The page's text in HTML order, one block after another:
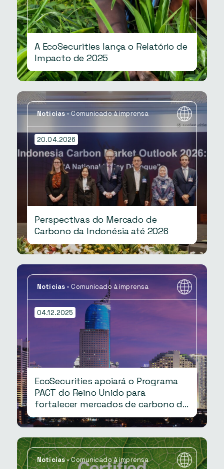
A EcoSecurities lança o Relatório de
Impacto de 2025
Notícias-Comunicado à imprensa
20.04.2026
Perspectivas do Mercado de
Carbono da Indonésia até 2026
Notícias - Comunicado à imprensa
04.12.2025
EcoSecurities apoiará o Programa
PACT do Reino Unido para
fortalecer mercados de carbono de
alta integridade na Indonésia
Notícias-Comunicado à imprensa